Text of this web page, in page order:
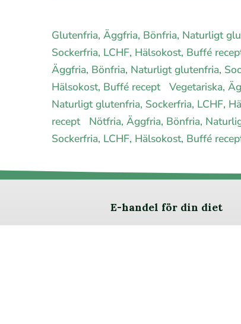
Glutenfria, Äggfria, Bönfria, Naturligt
Sockerfria, LCHF, Hälsokost, Buffé
Äggfria, Bönfria, Naturligt glutenfria,
Hälsokost, Buffé recept Vegetariska,
Naturligt glutenfria, Sockerfria, LCHF,
recept
Nötfria, Äggfria, Bönfria,
Sockerfria, LCHF, Hälsokost, Buffé
E-handel för din diet